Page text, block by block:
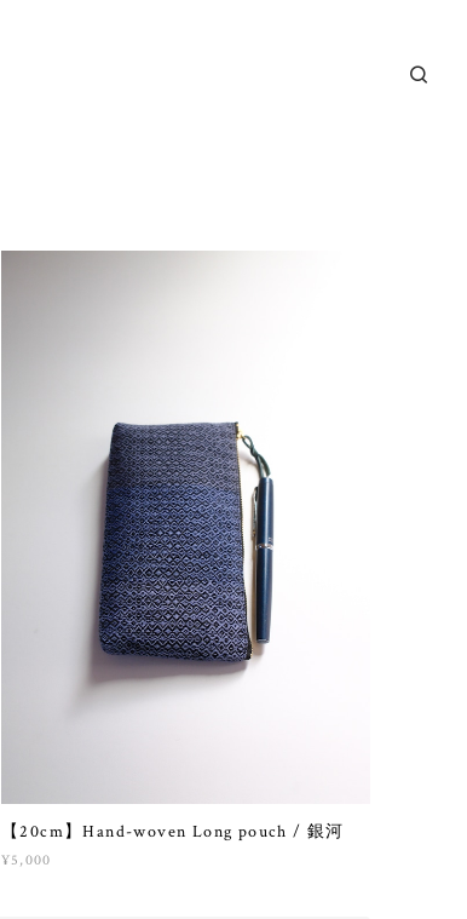
【20cm】Hand-woven Long pouch / 銀河
¥5,000